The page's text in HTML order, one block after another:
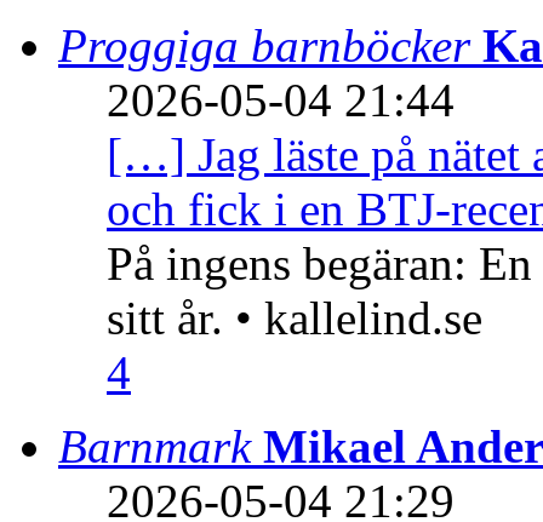
Proggiga barnböcker
2026-05-04 21:44
[…] Jag läste på nätet
och fick i en BTJ-
På ingens begäran:
sitt år. • kallelind.se
4
Barnmark Mikael
2026-05-04 21:29